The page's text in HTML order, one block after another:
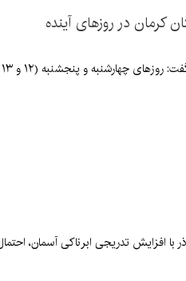
کرمان در روزهای آینده